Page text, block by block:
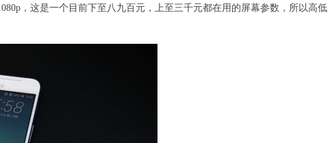
，这是一个目前下至八九百元，上至三千元都在用的屏幕参数，所以高低